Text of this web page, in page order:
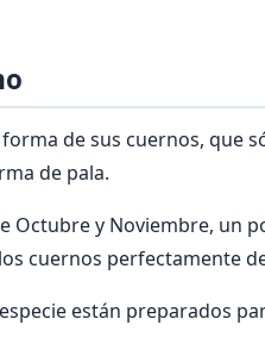
de sus cuernos, que
de pala.
Octubre y Noviembre, un
cuernos perfectamente
están preparados